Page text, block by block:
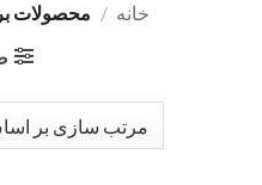
خانه / محصولات